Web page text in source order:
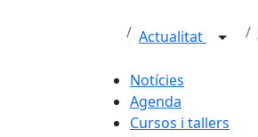
Actualitat
Notícies
Agenda
Cursos i tallers